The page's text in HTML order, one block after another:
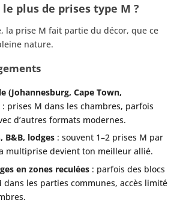
plus de prises type M ?
la prise M fait partie du décor, que ce
nature.
(Johannesburg, Cape Town,
: prises M dans les chambres, parfois
d’autres formats modernes.
B&B, lodges : souvent 1–2 prises M par
multiprise devient ton meilleur allié.
en zones reculées : parfois des blocs
les parties communes, accès limité